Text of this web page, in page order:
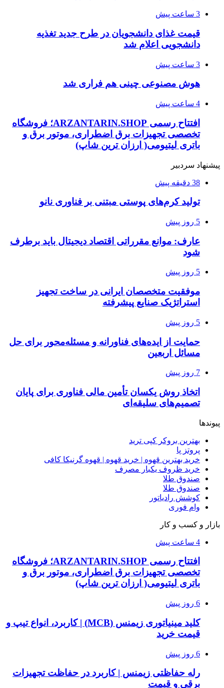
3 ساعت پیش
قیمت غذای دانشجویان در طرح جدید تغذیه
دانشجویی اعلام شد
3 ساعت پیش
هوش مصنوعی چینی هم فراری شد
4 ساعت پیش
افتتاح رسمی ARZANTARIN.SHOP؛ فروشگاه
تخصصی تجهیزات برق اضطراری، موتور برق و
باتری لیتیومی( ارزان ترین شاپ)
پیشنهاد سردبیر
38 دقیقه پیش
تولید کرم‌های پوستی مبتنی بر فناوری نانو
5 روز پیش
عارف: موانع مقرراتی اقتصاد دیجیتال باید برطرف
شود
5 روز پیش
موفقیت متخصصان ایرانی در ساخت تجهیز
استراتژیک صنایع پیشرفته
5 روز پیش
حمایت از ایده‌های فناورانه و مسئله‌محور برای حل
مسائل اربعین
7 روز پیش
اتخاذ روش یکسان تأمین مالی فناوری برای پایان
تصمیم‌های سلیقه‌ای
پیوندها
بهترین بروکر کپی ترید
پروتز پا
خرید بهترین قهوه | خرید قهوه | قهوه گرنیکا کافی
خرید ظروف یکبار مصرف
صندوق طلا
صندوق طلا
کوشش رادیاتور
وام فوری
بازار و کسب و کار
4 ساعت پیش
افتتاح رسمی ARZANTARIN.SHOP؛ فروشگاه
تخصصی تجهیزات برق اضطراری، موتور برق و
باتری لیتیومی( ارزان ترین شاپ)
6 روز پیش
کلید مینیاتوری زیمنس (MCB) | کاربرد، انواع تیپ و
قیمت خرید
6 روز پیش
رله حفاظتی زیمنس | کاربرد در حفاظت تجهیزات
برقی و قیمت